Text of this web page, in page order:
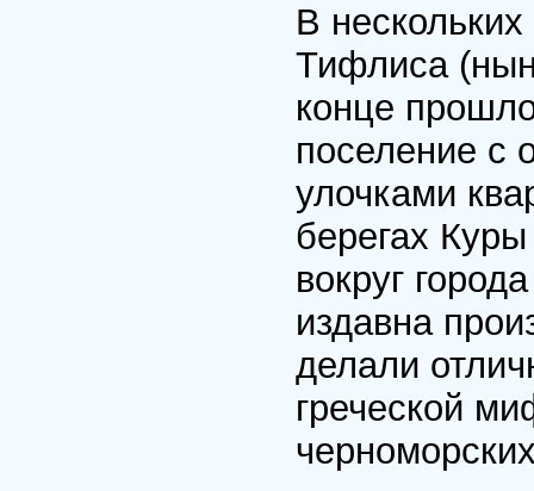
В
Тифлиса
конце
поселение с
улочками
берегах
вокруг
издавна
делали
греческой